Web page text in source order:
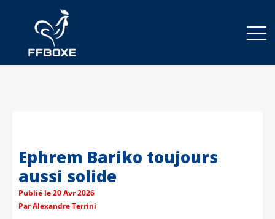
Ephrem Bariko toujours
aussi solide
Publié le20 Avr 2026
ParAlexandre Terrini